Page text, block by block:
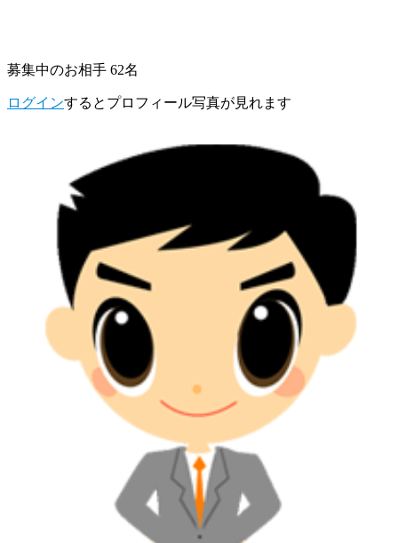
募集中のお相手 62名
ログインするとプロフィール写真が見れます